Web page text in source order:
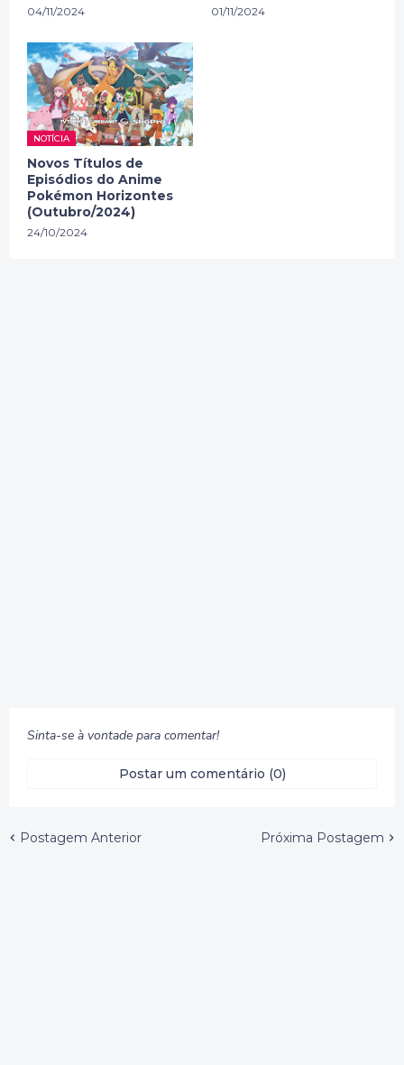
04/11/2024 01/11/2024
NOTÍCIA
Novos Títulos de
Episódios do Anime
Pokémon Horizontes
(Outubro/2024)
24/10/2024
Sinta-se à vontade para comentar!
Postar um comentário (0)
Postagem Anterior Próxima Postagem